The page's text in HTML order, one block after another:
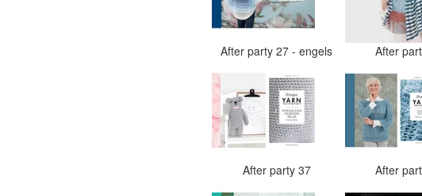
After party 27 - engels After
After party 37 After